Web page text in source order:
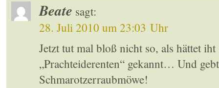
Beate sagt:
28. Juli 2010 um 23:03 Uhr
Jetzt tut mal bloß nicht so, als hättet
„Prachteiderenten“ gekannt… Und
Schmarotzerraubmöwe!